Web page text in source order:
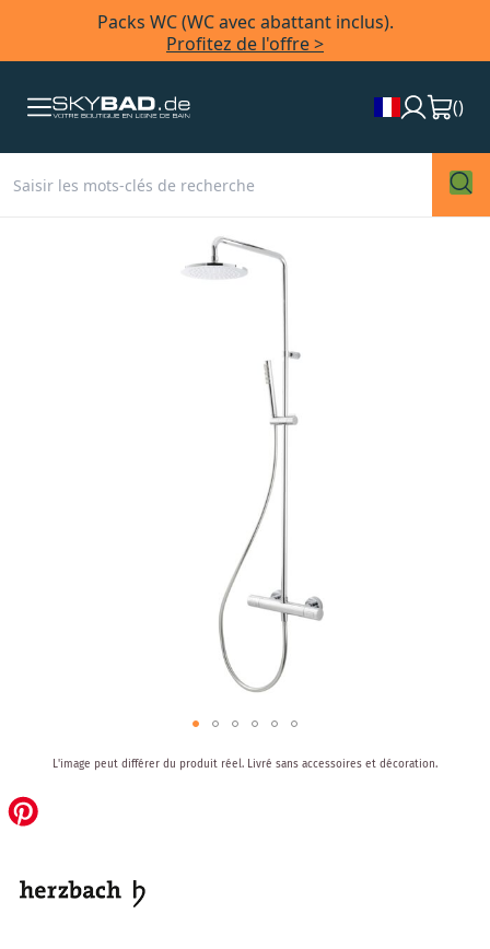
Packs WC (WC avec abattant inclus).
Profitez de l'offre >
()
the
beginning
images
gallery
L'image peut différer du produit réel. Livré sans accessoires et décoration.